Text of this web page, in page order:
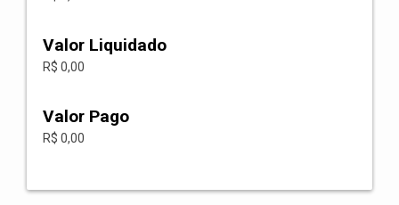
Valor Liquidado
R$ 0,00
Valor Pago
R$ 0,00